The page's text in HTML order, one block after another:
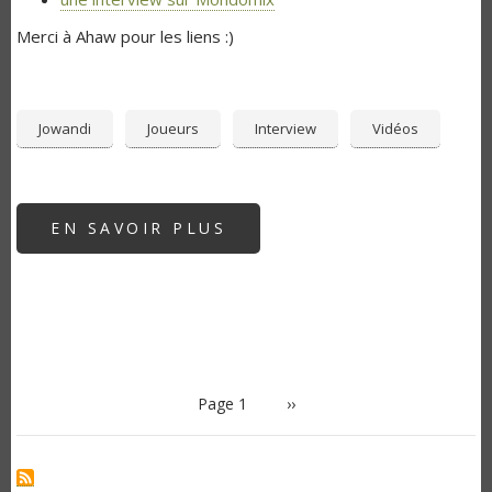
Merci à Ahaw pour les liens :)
Jowandi Joueurs Interview Vidéos
EN SAVOIR PLUS
Page 1 Page
››